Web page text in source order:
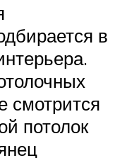
в
смотрится
потолок